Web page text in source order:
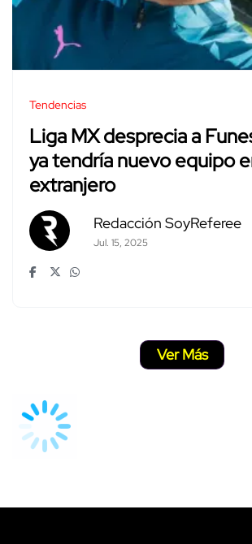
Tendencias
Liga MX desprecia a
ya tendría nuevo equipo
extranjero
Redacción SoyReferee
Jul. 15, 2025
Ver Más